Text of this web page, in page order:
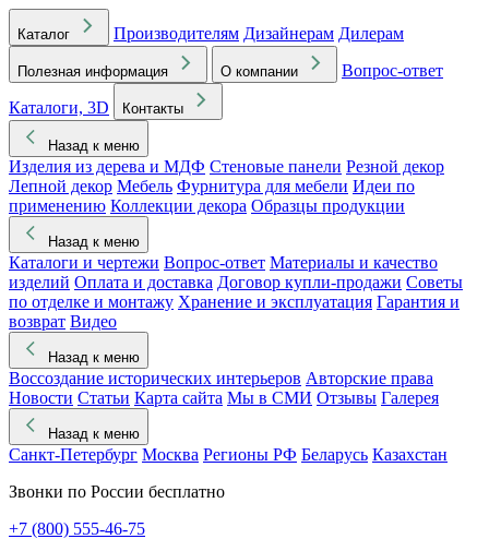
Каталог Производителям Дизайнерам Дилерам
Полезная информация О компании
Вопрос-ответ
Каталоги, 3D
Контакты
Назад к меню
Изделия из дерева и МДФ Стеновые панели Резной декор
Лепной декор Мебель Фурнитура для мебели Идеи по
применению Коллекции декора Образцы продукции
Назад к меню
Каталоги и чертежи Вопрос-ответ Материалы и качество
изделий Оплата и доставка Договор купли-продажи Советы
по отделке и монтажу Хранение и эксплуатация Гарантия и
возврат Видео
Назад к меню
Воссоздание исторических интерьеров Авторские права
Новости Статьи Карта сайта Мы в СМИ Отзывы Галерея
Назад к меню
Санкт-Петербург Москва Регионы РФ Беларусь Казахстан
Звонки по России бесплатно
+7 (800) 555-46-75